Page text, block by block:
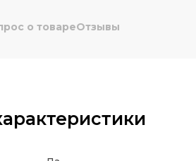
о товареОтзывы